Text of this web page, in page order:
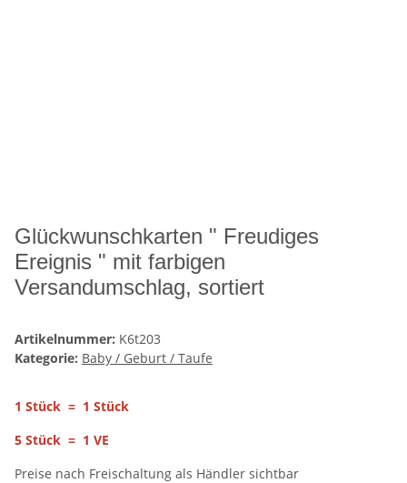
Glückwunschkarten " Freudiges
Ereignis " mit farbigen
Versandumschlag, sortiert
Artikelnummer: K6t203
Kategorie: Baby / Geburt / Taufe
1 Stück = 1 Stück
5 Stück = 1 VE
Preise nach Freischaltung als Händler sichtbar